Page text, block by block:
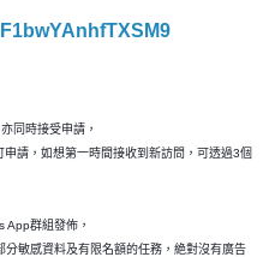
同時接受申請，
請，如想第一時間接收到新訪問，可透過3個
App群組發佈，
敏感資料及有限名額的任務，絶對沒有廣告